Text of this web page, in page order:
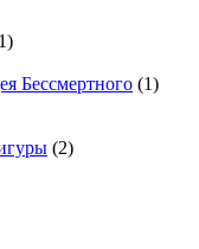
Бессмертного (1)
(2)